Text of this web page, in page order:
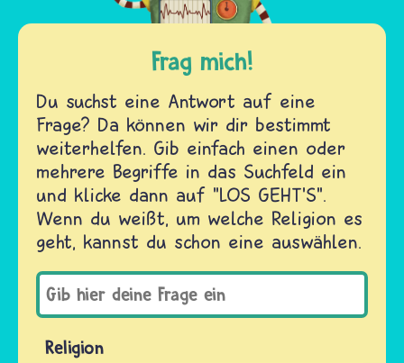
Frag mich!
Du suchst eine Antwort auf eine
Frage? Da können wir dir bestimmt
weiterhelfen. Gib einfach einen oder
mehrere Begriffe in das Suchfeld ein
und klicke dann auf "LOS GEHT'S".
Wenn du weißt, um welche Religion es
geht, kannst du schon eine auswählen.
Religion